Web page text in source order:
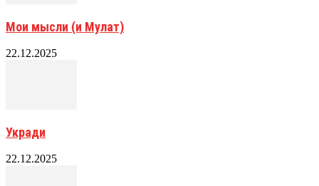
Мои мысли (и Мулат)
22.12.2025
Укради
22.12.2025